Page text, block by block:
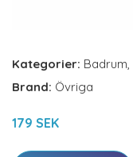
Kategorier: Badrum,
Brand: Övriga
179 SEK